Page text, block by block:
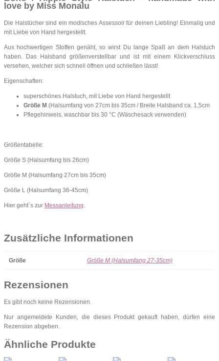
love by Miss Monalu
Die Halstücher sind ein modisches Assessoir für deinen Liebling! Einmalig und
mit Liebe von Hand hergestellt.
Aus hochwertigen Stoffen genäht, so wirst Du lange Spaß an dem Halstuch
haben. Das Halsband größenverstellbar und ist mit einem Klickverschluss
versehen, welcher sich schnell öffnen und schließen lässt!
Eigenschaften:
superschönes Halstuch, mit Liebe von Hand hergestellt
Größe M (Halsumfang von 27cm bis 35cm / Breite Halsband ca. 1,5cm
Pflegehinweis, waschbar bis 30 °C (Wäschesack verwenden)
Größentabelle:
Größe S (Halsumfang bis 26cm)
Größe M (Halsumfang 27cm bis 35cm)
Größe L (Halsumfang 36-45cm)
Hier geht´s zur Messanleitung
Zusätzliche Informationen
Größe Größe M (Halsumfang 27-35cm)
Rezensionen
Es gibt noch keine Rezensionen.
Nur angemeldete Kunden, die dieses Produkt gekauft haben, dürfen eine
Rezension abgeben.
Ähnliche Produkte